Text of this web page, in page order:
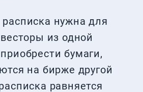
нужна для
из одной
бумаги,
на бирже другой
равняется